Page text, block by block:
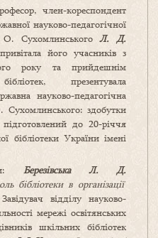
член-кореспондент
науково-педагогічної
О. СухомлинськогоЛ. Д.
його учасників з
року та прийдешнім
презентувала
науково-педагогічна
Сухомлинського: здобутки
до 20-річчя
бібліотеки України імені
Березівська Л. Д.
в організації
відділу науково-
мережі освітянських
шкільних бібліотек